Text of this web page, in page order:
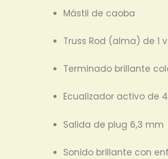
Mástil de caoba
Truss Rod (alma) de 1
Terminado brillante
Ecualizador activo de
Salida de plug 6,3 mm
Sonido brillante con